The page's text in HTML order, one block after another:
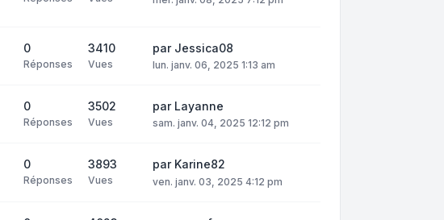
0
Réponses
3410
Vues
par Jessica08
lun. janv. 06, 2025 1:13 am
0
Réponses
3502
Vues
par Layanne
sam. janv. 04, 2025 12:12 pm
0
Réponses
3893
Vues
par Karine82
ven. janv. 03, 2025 4:12 pm